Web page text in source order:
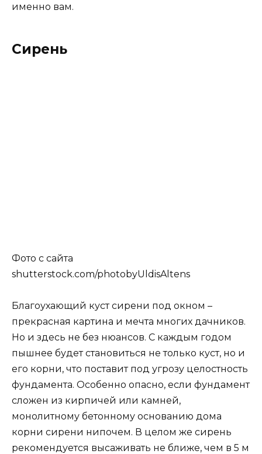
именно вам.
Сирень
Фото с сайта
shutterstock.com/photobyUldisAltens
Благоухающий куст сирени под окном –
прекрасная картина и мечта многих дачников.
Но и здесь не без нюансов. С каждым годом
пышнее будет становиться не только куст, но и
его корни, что поставит под угрозу целостность
фундамента. Особенно опасно, если фундамент
сложен из кирпичей или камней,
монолитному бетонному основанию дома
корни сирени нипочем. В целом же сирень
рекомендуется высаживать не ближе, чем в 5 м